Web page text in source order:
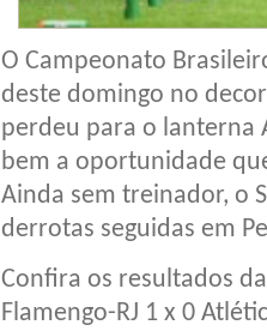
O Campeonato
deste domingo no
perdeu para o lanterna
bem a oportunidade
Ainda sem treinador, o
derrotas seguidas em
Confira os resultados
Flamengo-RJ 1 x 0